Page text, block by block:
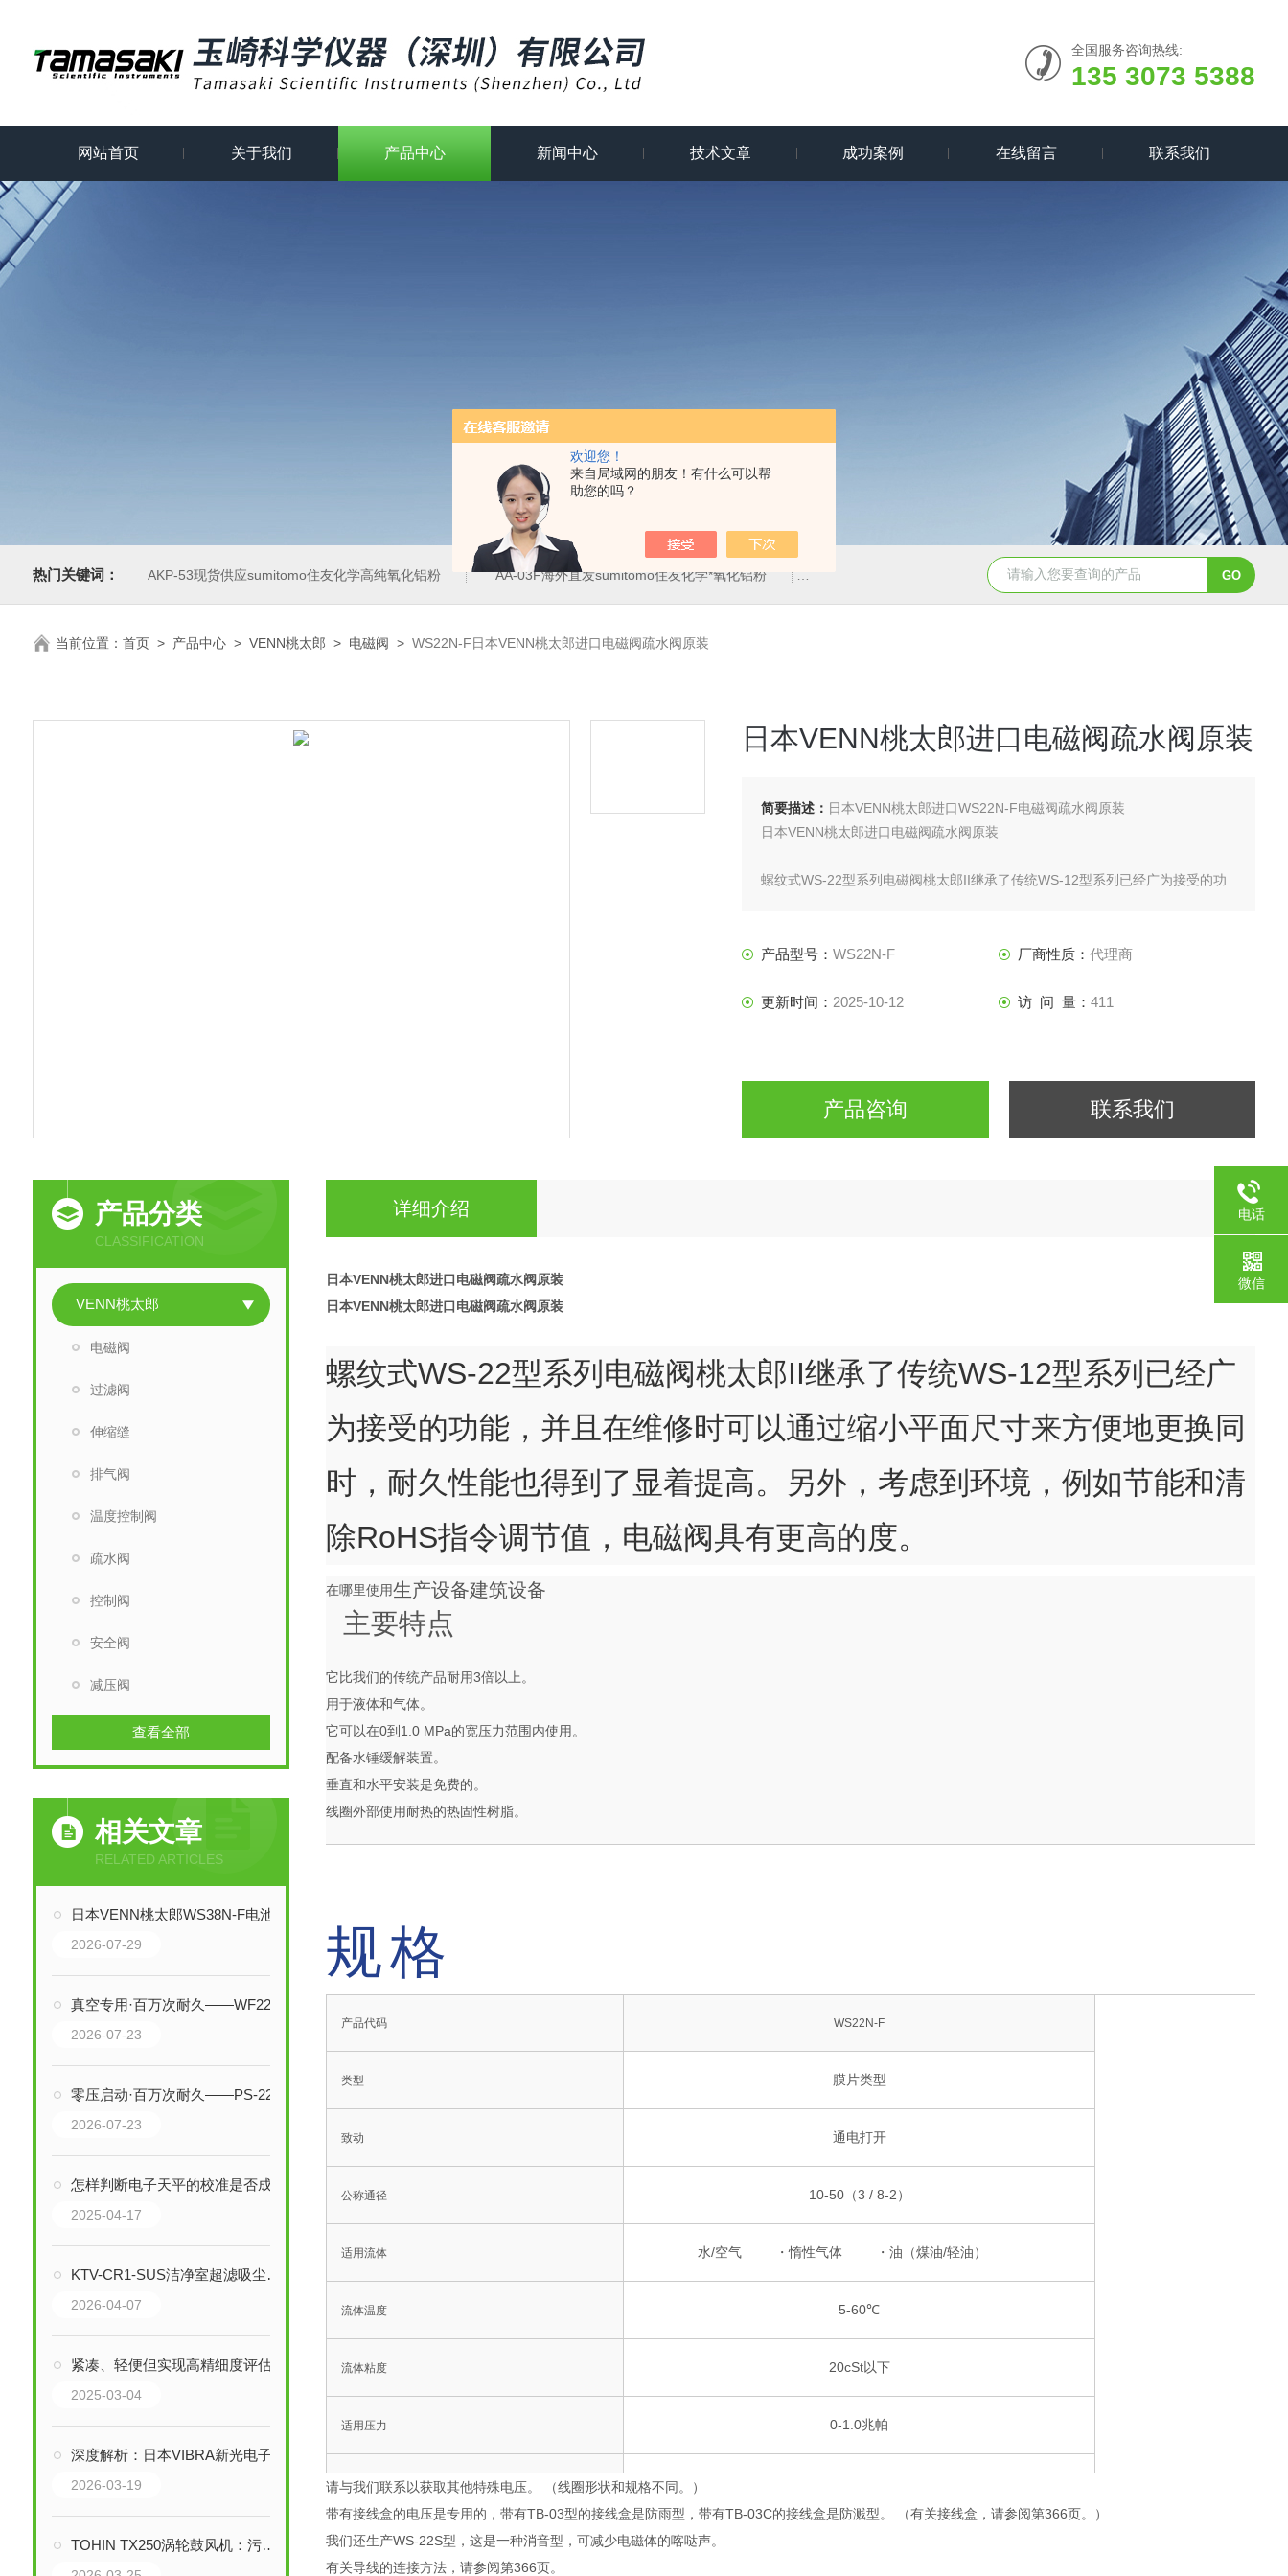
欢迎您！
来自局域网的朋友！有什么可以帮
助您的吗？
全国服务咨询热线:
135 3073 5388
网站首页 关于我们 产品中心 新闻中心 技术文章 成功案例 在线留言 联系我们
热门关键词： AKP-53现货供应sumitomo住友化学高纯氧化铝粉 AA-03F海外直发sumitomo住友化学*氧化铝粉 AA-2日本进口sumitomo住友化学*氧化铝粉 AA-07工业级精品
当前位置： 首页> 产品中心> VENN桃太郎 > 电磁阀 > WS22N-F日本VENN桃太郎进口电磁阀疏水阀原装
日本VENN桃太郎进口电磁阀疏水阀原装
简要描述： 日本VENN桃太郎进口WS22N-F电磁阀疏水阀原装
日本VENN桃太郎进口电磁阀疏水阀原装
螺纹式WS-22型系列电磁阀桃太郎II继承了传统WS-12型系列已经广为接受的功
更高的度。
产品型号：WS22N-F 厂商性质：代理商
更新时间： 2025-10-12 访 问 量：411
产品咨询 联系我们
产品分类
CLASSIFICATION
VENN桃太郎
电磁阀
过滤阀
伸缩缝
排气阀
温度控制阀
疏水阀
控制阀
安全阀
减压阀
查看全部
相关文章
RELATED ARTICLES
日本VENN桃太郎WS38N-F电池供电电磁阀技术解析：无线控制与自保持技术
2026-07-29
真空专用·百万次耐久——WF22V-F桃太郎法兰式真空电磁阀性能剖析
2026-07-23
零压启动·百万次耐久——PS-22K-W水下型电磁阀疏水阀核心技术剖析
2026-07-23
怎样判断电子天平的校准是否成功？
2025-04-17
KTV-CR1-SUS洁净室超滤吸尘器：守护高洁净环境的微尘防线
2026-04-07
紧凑、轻便但实现高精细度评估 亮度均匀性测量仪
2025-03-04
深度解析：日本VIBRA新光电子CUX30KS计数秤的技术特性与应用
2026-03-19
TOHIN TX250涡轮鼓风机：污水厂废水处理的高效节能解决方案
详细介绍
日本VENN桃太郎进口电磁阀疏水阀原装
日本VENN桃太郎进口电磁阀疏水阀原装
螺纹式WS-22型系列电磁阀桃太郎II继承了传统WS-12型系列已经广
为接受的功能，并且在维修时可以通过缩小平面尺寸来方便地更换同
时，耐久性能也得到了显着提高。另外，考虑到环境，例如节能和清
除RoHS指令调节值，电磁阀具有更高的度。
在哪里使用生产设备建筑设备
主要特点
它比我们的传统产品耐用3倍以上。
用于液体和气体。
它可以在0到1.0 MPa的宽压力范围内使用。
配备水锤缓解装置。
垂直和水平安装是免费的。
线圈外部使用耐热的热固性树脂。
规格
产品代码 WS22N-F
类型 膜片类型
致动 通电打开
公称通径 10-50（3 / 8-2）
适用流体 水/空气 ・惰性气体 ・油（煤油/轻油）
流体温度 5-60℃
流体粘度 20cSt以下
适用压力 0-1.0兆帕
阀门前后的最小压差
容许泄漏量
请与我们联系以获取其他特殊电压。 （线圈形状和规格不同。）
带有接线盒的电压是专用的，带有TB-03型的接线盒是防雨型，带有TB-03C的接线盒是防溅型。 （有关接线盒，请参阅第366页。）
我们还生产WS-22S型，这是一种消音型，可减少电磁体的喀哒声。
有关导线的连接方法，请参阅第366页。
电话
微信